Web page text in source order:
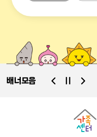
배너모음
동해시가족센터